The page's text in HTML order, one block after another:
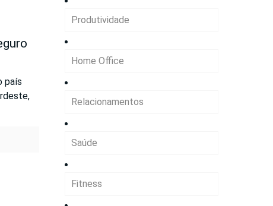
país
Produtividade
Home Office
Relacionamentos
Saúde
Fitness